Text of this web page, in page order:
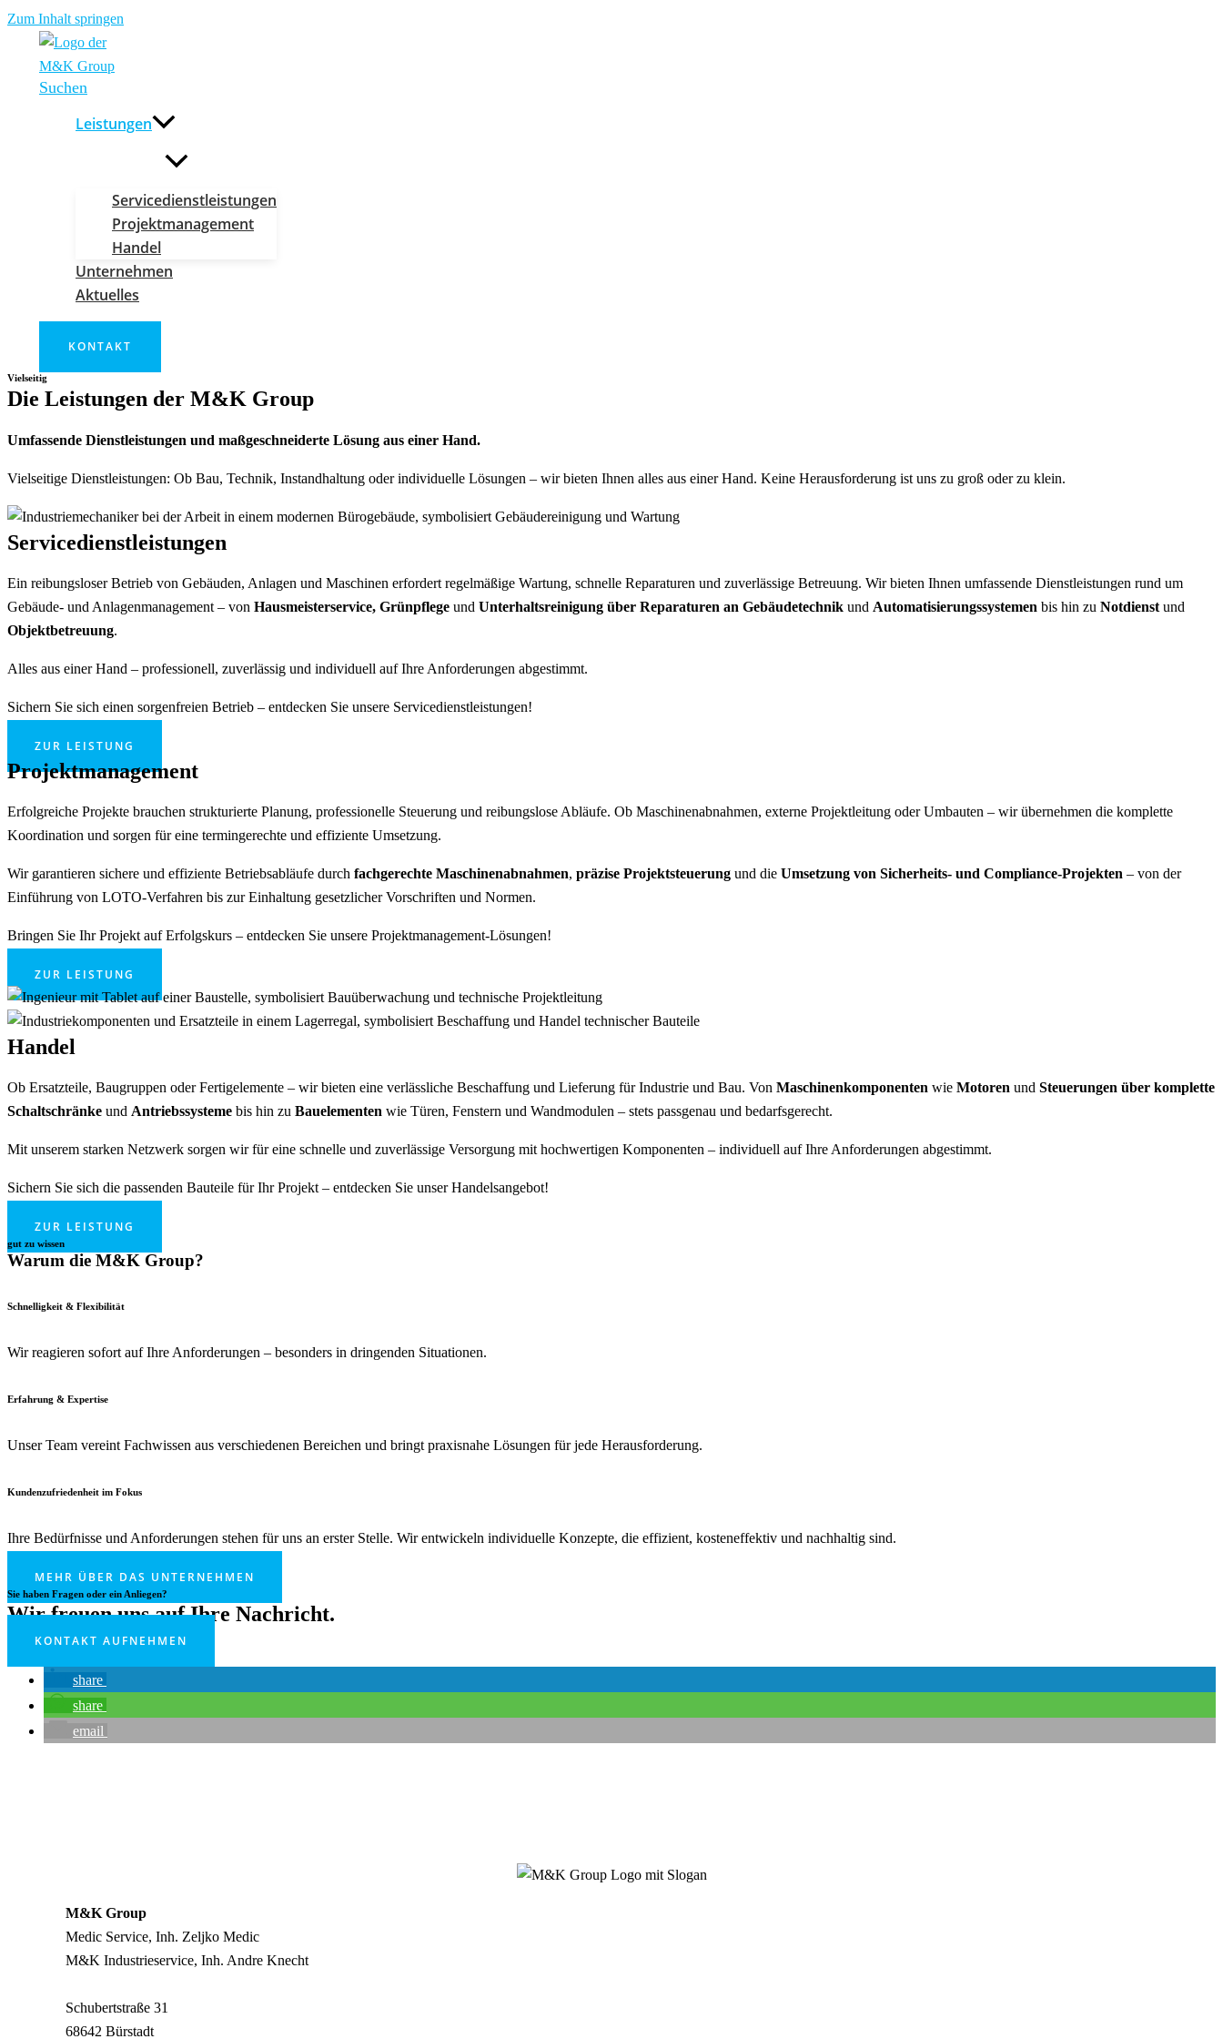
Zum Inhalt springen
Suchen
Leistungen
Servicedienstleistungen
Projektmanagement
Handel
Unternehmen
Aktuelles
KONTAKT
Vielseitig
Die Leistungen der M&K Group
Umfassende Dienstleistungen und maßgeschneiderte Lösung aus einer Hand.
Vielseitige Dienstleistungen: Ob Bau, Technik, Instandhaltung oder individuelle Lösungen – wir bieten Ihnen alles aus einer Hand. Keine Herausforderung ist uns zu groß oder zu klein.
Servicedienstleistungen
Ein reibungsloser Betrieb von Gebäuden, Anlagen und Maschinen erfordert regelmäßige Wartung, schnelle Reparaturen und zuverlässige Betreuung. Wir bieten Ihnen umfassende Dienstleistungen rund um
Gebäude- und Anlagenmanagement – von Hausmeisterservice, Grünpflege und Unterhaltsreinigung über Reparaturen an Gebäudetechnik und Automatisierungssystemen bis hin zu Notdienst und
Objektbetreuung.
Alles aus einer Hand – professionell, zuverlässig und individuell auf Ihre Anforderungen abgestimmt.
Sichern Sie sich einen sorgenfreien Betrieb – entdecken Sie unsere Servicedienstleistungen!
ZUR LEISTUNG
Projektmanagement
Erfolgreiche Projekte brauchen strukturierte Planung, professionelle Steuerung und reibungslose Abläufe. Ob Maschinenabnahmen, externe Projektleitung oder Umbauten – wir übernehmen die komplette
Koordination und sorgen für eine termingerechte und effiziente Umsetzung.
Wir garantieren sichere und effiziente Betriebsabläufe durch fachgerechte Maschinenabnahmen, präzise Projektsteuerung und die Umsetzung von Sicherheits- und Compliance-Projekten – von der
Einführung von LOTO-Verfahren bis zur Einhaltung gesetzlicher Vorschriften und Normen.
Bringen Sie Ihr Projekt auf Erfolgskurs – entdecken Sie unsere Projektmanagement-Lösungen!
ZUR LEISTUNG
Handel
Ob Ersatzteile, Baugruppen oder Fertigelemente – wir bieten eine verlässliche Beschaffung und Lieferung für Industrie und Bau. Von Maschinenkomponenten wie Motoren und Steuerungen über komplette
Schaltschränke und Antriebssysteme bis hin zu Bauelementen wie Türen, Fenstern und Wandmodulen – stets passgenau und bedarfsgerecht.
Mit unserem starken Netzwerk sorgen wir für eine schnelle und zuverlässige Versorgung mit hochwertigen Komponenten – individuell auf Ihre Anforderungen abgestimmt.
Sichern Sie sich die passenden Bauteile für Ihr Projekt – entdecken Sie unser Handelsangebot!
ZUR LEISTUNG
gut zu wissen
Warum die M&K Group?
Schnelligkeit & Flexibilität
Wir reagieren sofort auf Ihre Anforderungen – besonders in dringenden Situationen.
Erfahrung & Expertise
Unser Team vereint Fachwissen aus verschiedenen Bereichen und bringt praxisnahe Lösungen für jede Herausforderung.
Kundenzufriedenheit im Fokus
Ihre Bedürfnisse und Anforderungen stehen für uns an erster Stelle. Wir entwickeln individuelle Konzepte, die effizient, kosteneffektiv und nachhaltig sind.
MEHR ÜBER DAS UNTERNEHMEN
Sie haben Fragen oder ein Anliegen?
Wir freuen uns auf Ihre Nachricht.
KONTAKT AUFNEHMEN
share
share
email
M&K Group
Medic Service, Inh. Zeljko Medic
M&K Industrieservice, Inh. Andre Knecht
Schubertstraße 31
68642 Bürstadt